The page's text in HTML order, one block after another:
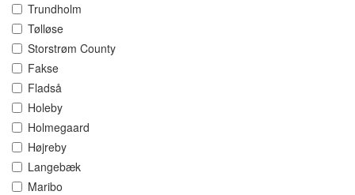
Trundholm
Tølløse
Storstrøm County
Fakse
Fladså
Holeby
Holmegaard
Højreby
Langebæk
Maribo